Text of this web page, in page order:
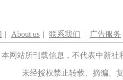
| About us | 联系我们 | 广告服务
本网站所刊载信息，不代表中新
未经授权禁止转载、摘编、